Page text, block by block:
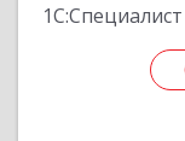
1С:Специалист